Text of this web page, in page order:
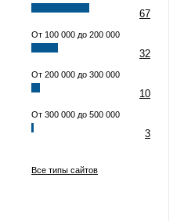
67
От 100 000 до 200 000
32
От 200 000 до 300 000
10
От 300 000 до 500 000
3
Все типы сайтов